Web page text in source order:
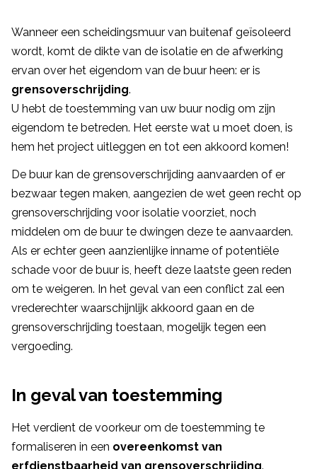
Wanneer een scheidingsmuur van buitenaf geïsoleerd
wordt, komt de dikte van de isolatie en de afwerking
ervan over het eigendom van de buur heen: er is
grensoverschrijding.
U hebt de toestemming van uw buur nodig om zijn
eigendom te betreden. Het eerste wat u moet doen, is
hem het project uitleggen en tot een akkoord komen!
De buur kan de grensoverschrijding aanvaarden of er
bezwaar tegen maken, aangezien de wet geen recht op
grensoverschrijding voor isolatie voorziet, noch
middelen om de buur te dwingen deze te aanvaarden.
Als er echter geen aanzienlijke inname of potentiële
schade voor de buur is, heeft deze laatste geen reden
om te weigeren. In het geval van een conflict zal een
vrederechter waarschijnlijk akkoord gaan en de
grensoverschrijding toestaan, mogelijk tegen een
vergoeding.
In geval van toestemming
Het verdient de voorkeur om de toestemming te
formaliseren in een overeenkomst van
erfdienstbaarheid van grensoverschrijding.